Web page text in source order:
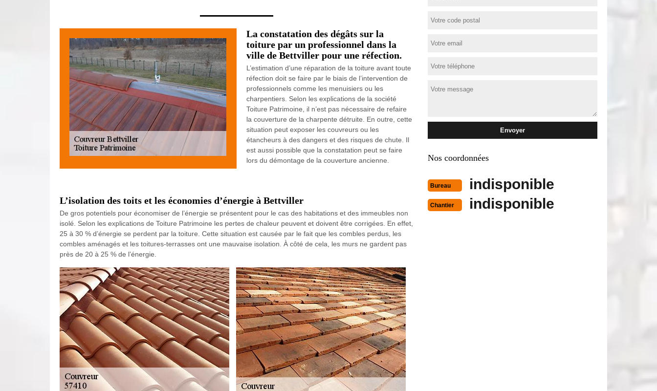
La constatation des dégâts sur la
toiture par un professionnel dans la
ville de Bettviller pour une réfection.
L’estimation d’une réparation de la toiture avant toute
réfection doit se faire par le biais de l’intervention de
professionnels comme les menuisiers ou les
charpentiers. Selon les explications de la société
Toiture Patrimoine, il n’est pas nécessaire de refaire
la couverture de la charpente détruite. En outre, cette
situation peut exposer les couvreurs ou les
étancheurs à des dangers et des risques de chute. Il
est aussi possible que la constatation peut se faire
lors du démontage de la couverture ancienne.
L’isolation des toits et les économies d’énergie à Bettviller
De gros potentiels pour économiser de l’énergie se présentent pour le cas des habitations et des immeubles non
isolé. Selon les explications de Toiture Patrimoine les pertes de chaleur peuvent et doivent être corrigées. En effet,
25 à 30 % d’énergie se perdent par la toiture. Cette situation est causée par le fait que les combles perdus, les
combles aménagés et les toitures-terrasses ont une mauvaise isolation. À côté de cela, les murs ne gardent pas
près de 20 à 25 % de l’énergie.
Nos coordonnées
Bureau indisponible
Chantier indisponible